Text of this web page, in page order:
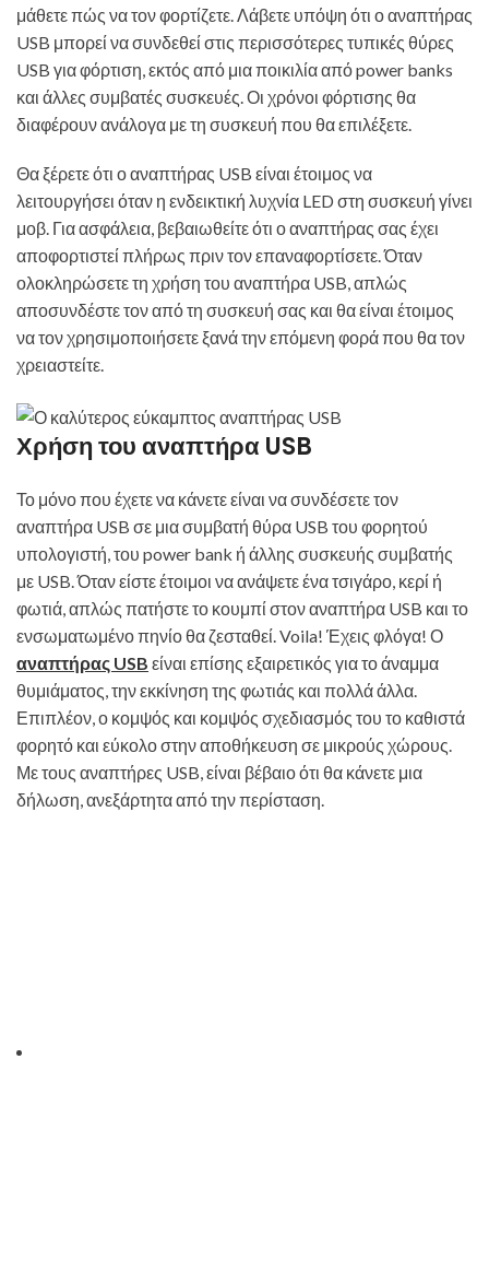
μάθετε πώς να τον φορτίζετε. Λάβετε υπόψη ότι ο αναπτήρας
USB μπορεί να συνδεθεί στις περισσότερες τυπικές θύρες
USB για φόρτιση, εκτός από μια ποικιλία από power banks
και άλλες συμβατές συσκευές. Οι χρόνοι φόρτισης θα
διαφέρουν ανάλογα με τη συσκευή που θα επιλέξετε.
Θα ξέρετε ότι ο αναπτήρας USB είναι έτοιμος να
λειτουργήσει όταν η ενδεικτική λυχνία LED στη συσκευή γίνει
μοβ. Για ασφάλεια, βεβαιωθείτε ότι ο αναπτήρας σας έχει
αποφορτιστεί πλήρως πριν τον επαναφορτίσετε. Όταν
ολοκληρώσετε τη χρήση του αναπτήρα USB, απλώς
αποσυνδέστε τον από τη συσκευή σας και θα είναι έτοιμος
να τον χρησιμοποιήσετε ξανά την επόμενη φορά που θα τον
χρειαστείτε.
Χρήση του αναπτήρα USB
Το μόνο που έχετε να κάνετε είναι να συνδέσετε τον
αναπτήρα USB σε μια συμβατή θύρα USB του φορητού
υπολογιστή, του power bank ή άλλης συσκευής συμβατής
με USB. Όταν είστε έτοιμοι να ανάψετε ένα τσιγάρο, κερί ή
φωτιά, απλώς πατήστε το κουμπί στον αναπτήρα USB και το
ενσωματωμένο πηνίο θα ζεσταθεί. Voila! Έχεις φλόγα! Ο
αναπτήρας USB είναι επίσης εξαιρετικός για το άναμμα
θυμιάματος, την εκκίνηση της φωτιάς και πολλά άλλα.
Επιπλέον, ο κομψός και κομψός σχεδιασμός του το καθιστά
φορητό και εύκολο στην αποθήκευση σε μικρούς χώρους.
Με τους αναπτήρες USB, είναι βέβαιο ότι θα κάνετε μια
δήλωση, ανεξάρτητα από την περίσταση.